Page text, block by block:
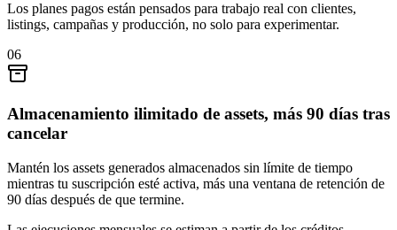
Los planes pagos están pensados para trabajo real con clientes,
listings, campañas y producción, no solo para experimentar.
06
Almacenamiento ilimitado de assets, más 90 días tras
cancelar
Mantén los assets generados almacenados sin límite de tiempo
mientras tu suscripción esté activa, más una ventana de retención de
90 días después de que termine.